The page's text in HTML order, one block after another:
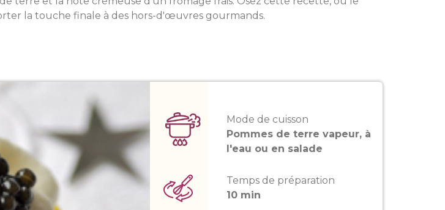
la touche finale à des hors-d'œuvres gourmands.
Mode de cuisson
Pommes de terre vapeur, à
l'eau ou en salade
Temps de préparation
10 min